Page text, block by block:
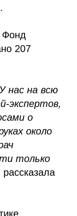
Фонд
207
нас на всю
экспертов,
о
около
только
рассказала